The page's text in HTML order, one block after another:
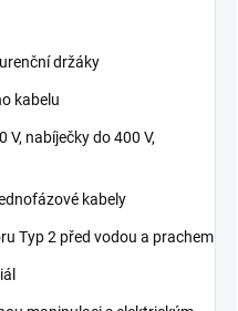
držáky
kabelu
nabíječky do 400 V,
kabely
Typ 2 před vodou a prachem